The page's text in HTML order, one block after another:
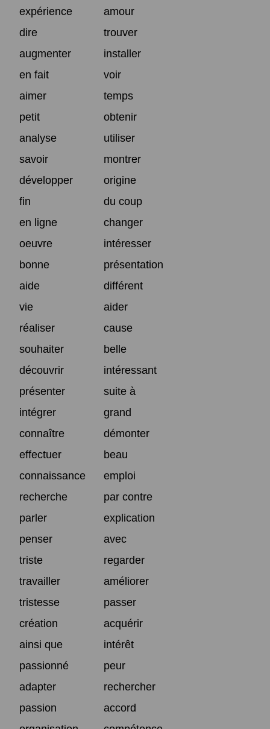
expérience
amour
dire
trouver
augmenter
installer
en fait
voir
aimer
temps
petit
obtenir
analyse
utiliser
savoir
montrer
développer
origine
fin
du coup
en ligne
changer
oeuvre
intéresser
bonne
présentation
aide
différent
vie
aider
réaliser
cause
souhaiter
belle
découvrir
intéressant
présenter
suite à
intégrer
grand
connaître
démonter
effectuer
beau
connaissance
emploi
recherche
par contre
parler
explication
penser
avec
triste
regarder
travailler
améliorer
tristesse
passer
création
acquérir
ainsi que
intérêt
passionné
peur
adapter
rechercher
passion
accord